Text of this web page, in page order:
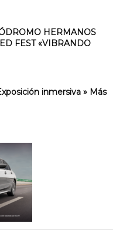
HERMANOS
FEST «VIBRANDO
inmersiva » Más